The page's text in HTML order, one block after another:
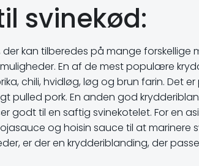
svinekød:
kan tilberedes på mange forskellige
En af de mest populære
chili, hvidløg, løg og brun farin. Det
pulled pork. En anden god
godt til en saftig svinekotelet. For en
og hoisin sauce til at marinere
er der en krydderiblanding, der